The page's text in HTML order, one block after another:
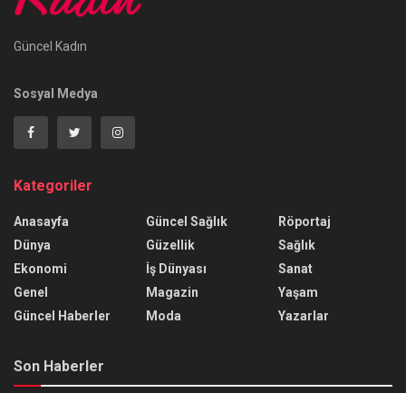
Güncel Kadın
Sosyal Medya
Kategoriler
Anasayfa
Dünya
Ekonomi
Genel
Güncel Haberler
Güncel Sağlık
Güzellik
İş Dünyası
Magazin
Moda
Röportaj
Sağlık
Sanat
Yaşam
Yazarlar
Son Haberler